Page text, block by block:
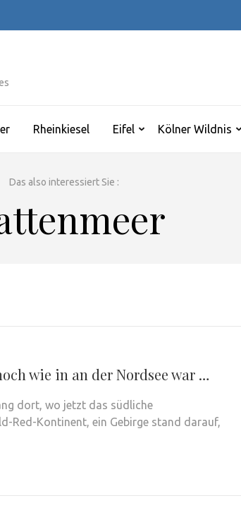
Rheinkiesel Eifel Kölner Wildnis
Das also interessiert Sie :
wie in an der Nordsee war …
dort, wo jetzt das südliche
Red-Kontinent, ein Gebirge stand darauf,